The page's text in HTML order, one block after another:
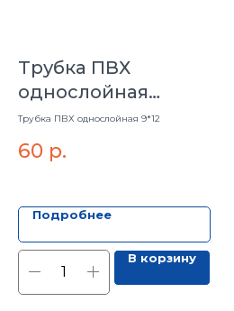
Трубка ПВХ
однослойная
(пищевая) 9*12 (50м)
Трубка ПВХ однослойная 9*12
60 р.
Подробнее
В корзину